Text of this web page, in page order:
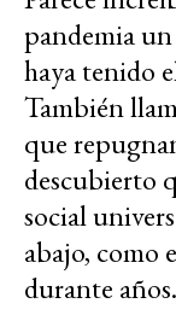
pandemia
haya tenido
También
que
descubierto
social
abajo, como
durante años.